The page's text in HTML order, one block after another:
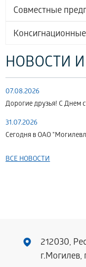
Совместные
НОВОСТИ
07.08.2026
Дорогие друзья! С Днем
31.07.2026
Сегодня в ОАО
ВСЕ НОВОСТИ
212030,
г.Могилев,